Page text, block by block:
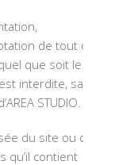
de tout ou
que soit le
interdite, sauf
STUDIO.
du site ou de
qu’il contient